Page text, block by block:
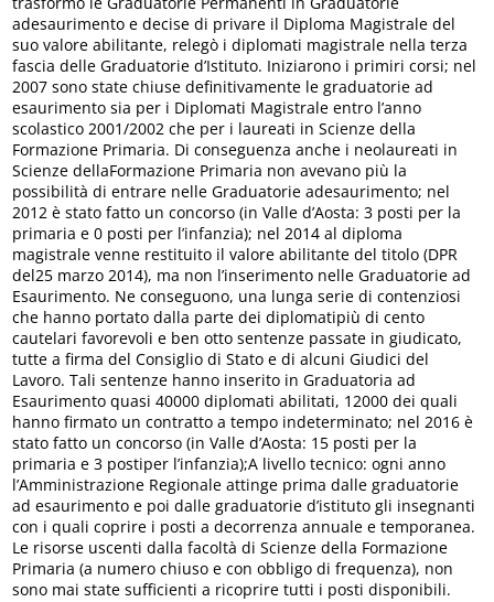
adesaurimento e decise di privare il Diploma Magistrale del
suo valore abilitante, relegò i diplomati magistrale nella terza
fascia delle Graduatorie d’Istituto. Iniziarono i primiri corsi; nel
2007 sono state chiuse definitivamente le graduatorie ad
esaurimento sia per i Diplomati Magistrale entro l’anno
scolastico 2001/2002 che per i laureati in Scienze della
Formazione Primaria. Di conseguenza anche i neolaureati in
Scienze dellaFormazione Primaria non avevano più la
possibilità di entrare nelle Graduatorie adesaurimento; nel
2012 è stato fatto un concorso (in Valle d’Aosta: 3 posti per la
primaria e 0 posti per l’infanzia); nel 2014 al diploma
magistrale venne restituito il valore abilitante del titolo (DPR
del25 marzo 2014), ma non l’inserimento nelle Graduatorie ad
Esaurimento. Ne conseguono, una lunga serie di contenziosi
che hanno portato dalla parte dei diplomatipiù di cento
cautelari favorevoli e ben otto sentenze passate in giudicato,
tutte a firma del Consiglio di Stato e di alcuni Giudici del
Lavoro. Tali sentenze hanno inserito in Graduatoria ad
Esaurimento quasi 40000 diplomati abilitati, 12000 dei quali
hanno firmato un contratto a tempo indeterminato; nel 2016 è
stato fatto un concorso (in Valle d’Aosta: 15 posti per la
primaria e 3 postiper l’infanzia);A livello tecnico: ogni anno
l’Amministrazione Regionale attinge prima dalle graduatorie
ad esaurimento e poi dalle graduatorie d’istituto gli insegnanti
con i quali coprire i posti a decorrenza annuale e temporanea.
Le risorse uscenti dalla facoltà di Scienze della Formazione
Primaria (a numero chiuso e con obbligo di frequenza), non
sono mai state sufficienti a ricoprire tutti i posti disponibili.